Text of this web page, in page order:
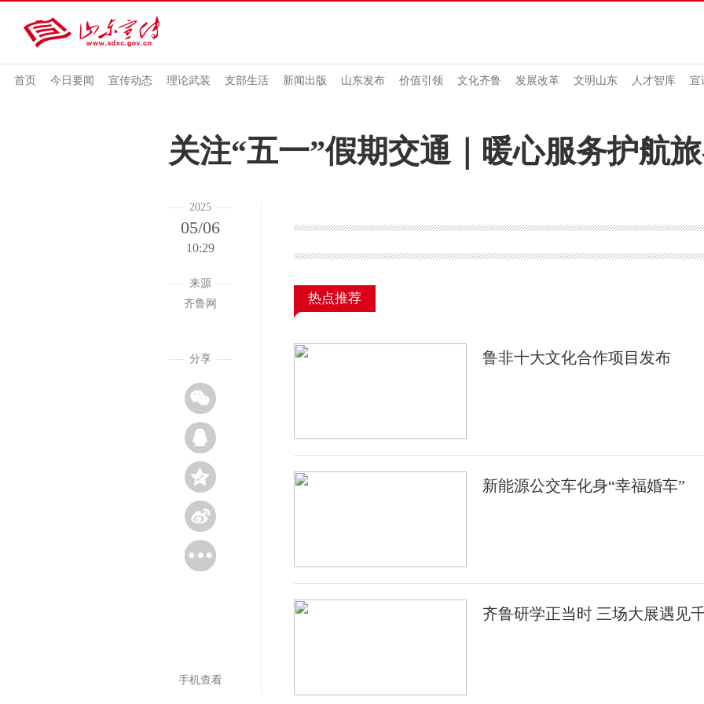
首页 今日要闻 宣传动态 理论武装 支部生活 新闻出版 山东发布 价值引领 文化齐鲁 发展改革 文明山东 人才智库 宣
关注“五一”假期交通｜暖心服务护航
2025
05/06
10:29
来源
齐鲁网
分享
手机查看
热点推荐
鲁非十大文化合作项目发布
新能源公交车化身“幸福婚车”
齐鲁研学正当时 三场大展遇见